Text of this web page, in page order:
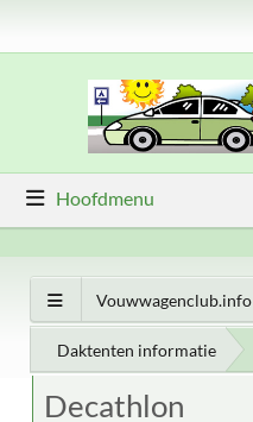
Hoofdmenu
Vouwwagenclub.info
Daktenten informatie
Decathlon